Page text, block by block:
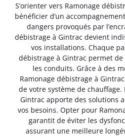
S’orienter vers Ramonage
bénéficier d’un
dangers provoqués par
débistrage à Gintrac devient
vos installations. Chaque
débistrage à Gintrac permet
les conduits. Grâce à des
Ramonage débistrage à
de votre système de chauffage.
Gintrac apporte des solutions
vos besoins. Opter pour
garantit de éviter les
assurant une meilleure